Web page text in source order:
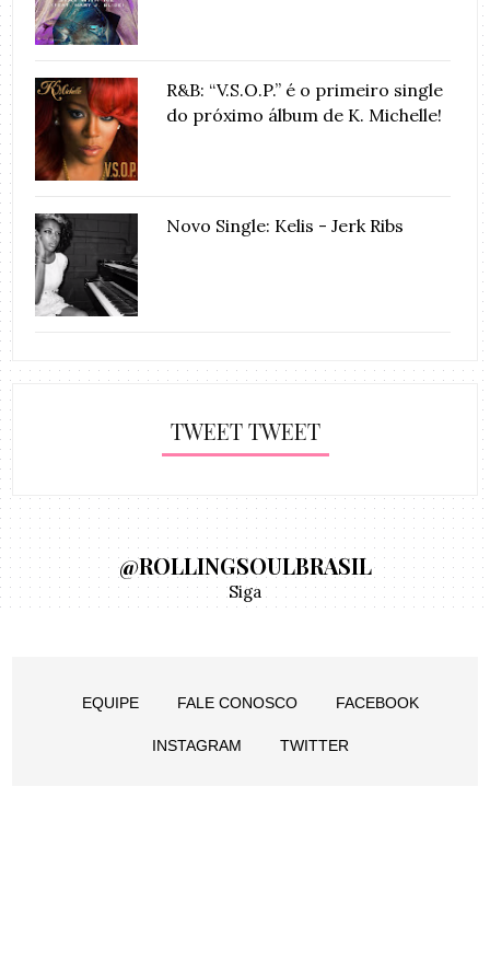
R&B: “V.S.O.P.” é o primeiro single
do próximo álbum de K. Michelle!
Novo Single: Kelis - Jerk Ribs
TWEET TWEET
@ROLLINGSOULBRASIL
Siga
EQUIPE FALE CONOSCO FACEBOOK
INSTAGRAM TWITTER